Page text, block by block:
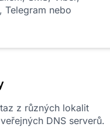
Telegram nebo
z různých lokalit
DNS serverů.